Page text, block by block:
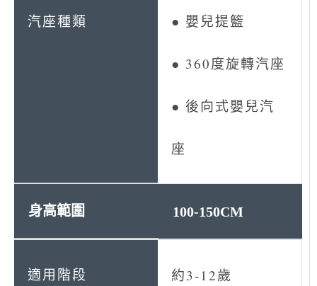
● 嬰兒提籃
● 360度旋轉汽座
● 後向式嬰兒汽
座
100-150CM
約3-12歲